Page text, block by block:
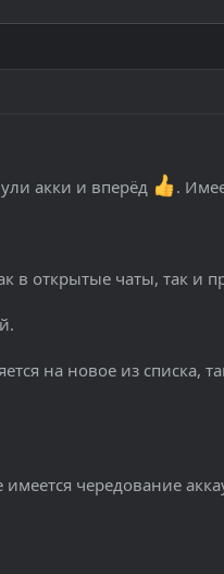
акки и вперёд
.
в открытые чаты, так и
на новое из списка,
чередование